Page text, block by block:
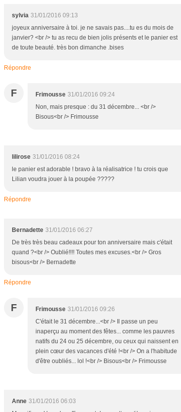
sylvia 31/01/2016 09:13
joyeux anniversaire à toi. je ne savais pas....tu es du mois de
janvier? <br /> tu as recu de bien jolis présents et le panier est
de toute beauté. très bon dimanche .bises
Répondre
F Frimousse 31/01/2016 09:24
Non, mais presque : du 31 décembre... <br />
Bisous<br /> Frimousse
lilirose 31/01/2016 08:24
le panier est adorable ! bravo à la réalisatrice ! tu crois que
Lilian voudra jouer à la poupée ?????
Répondre
Bernadette 31/01/2016 06:27
De très très beau cadeaux pour ton anniversaire mais c'était
quand ?<br /> Oublié!!!! Toutes mes excuses.<br /> Gros
bisous<br /> Bernadette
Répondre
F Frimousse 31/01/2016 09:26
C'était le 31 décembre...<br /> Il passe un peu
inaperçu au moment des fêtes... comme les pauvres
natifs du 24 ou 25 décembre, ou ceux qui naissent en
plein cœur des vacances d'été !<br /> On a l'habitude
d'être oubliés... lol !<br /> Bisous<br /> Frimousse
Anne 31/01/2016 06:03